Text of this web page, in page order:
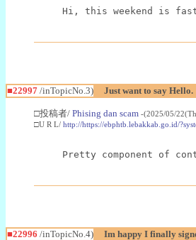
Hi, this weekend is
■22997 /inTopicNo.3) Just want to say Hello.
□投稿者/ Phising dan scam -(2025/05/
□U R L/ http://https://ebphtb.lebakkab.go.id/
Pretty component of
■22996 /inTopicNo.4) Im happy I finally